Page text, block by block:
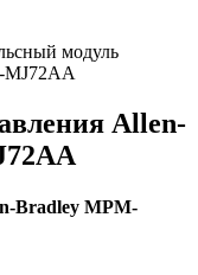
модуль
MJ72AA
Allen-
Bradley MPM-